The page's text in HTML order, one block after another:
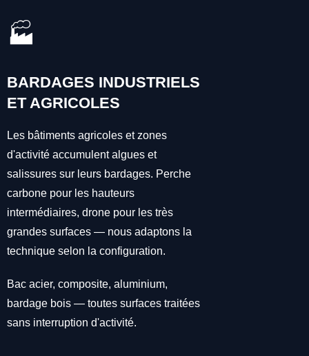
🏭
BARDAGES INDUSTRIELS
ET AGRICOLES
Les bâtiments agricoles et zones
d'activité accumulent algues et
salissures sur leurs bardages. Perche
carbone pour les hauteurs
intermédiaires, drone pour les très
grandes surfaces — nous adaptons la
technique selon la configuration.
Bac acier, composite, aluminium,
bardage bois — toutes surfaces traitées
sans interruption d'activité.